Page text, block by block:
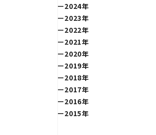
2024年
2023年
2022年
2021年
2020年
2019年
2018年
2017年
2016年
2015年